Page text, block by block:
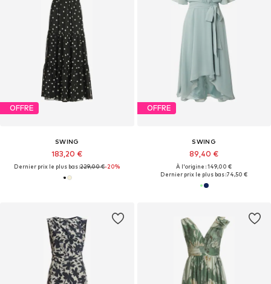
OFFRE
SWING
183,20 €
Dernier prix le plus bas :229,00 €-20%
OFFRE
SWING
89,40 €
À l'origine : 149,00 €
Dernier prix le plus bas :74,50 €